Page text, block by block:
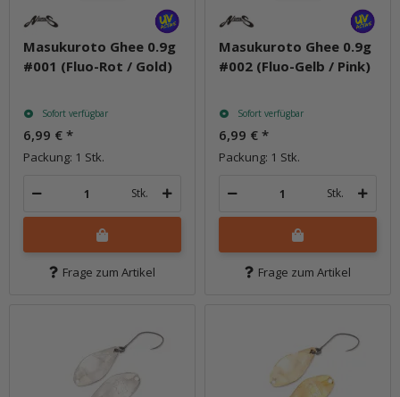
Masukuroto Ghee 0.9g
#001 (Fluo-Rot / Gold)
Sofort verfügbar
6,99 € *
Packung: 1 Stk.
Stk.
Frage zum Artikel
Masukuroto Ghee 0.9g
#002 (Fluo-Gelb / Pink)
Sofort verfügbar
6,99 € *
Packung: 1 Stk.
Stk.
Frage zum Artikel